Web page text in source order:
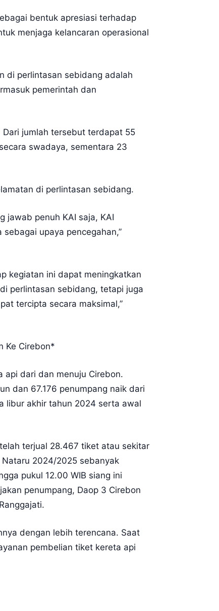
bentuk apresiasi terhadap
menjaga kelancaran operasional
di perlintasan sebidang adalah
pemerintah dan
jumlah tersebut terdapat 55
swadaya, sementara 23
di perlintasan sebidang.
jawab penuh KAI saja, KAI
upaya pencegahan,”
kegiatan ini dapat meningkatkan
perlintasan sebidang, tetapi juga
tercipta secara maksimal,”
Ke Cirebon*
api dari dan menuju Cirebon.
dan 67.176 penumpang naik dari
libur akhir tahun 2024 serta awal
terjual 28.467 tiket atau sekitar
2024/2025 sebanyak
pukul 12.00 WIB siang ini
penumpang, Daop 3 Cirebon
dengan lebih terencana. Saat
pembelian tiket kereta api